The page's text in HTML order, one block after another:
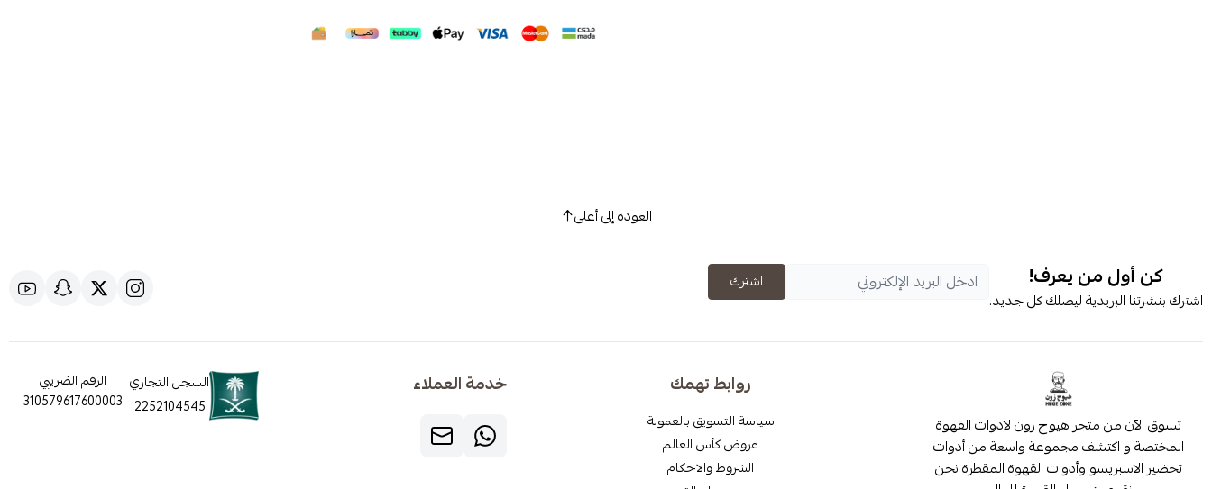
العودة إلى أعلى
كن أول من يعرف!
اشترك بنشرتنا البريدية ليصلك كل جديد.
اشترك
تسوق الآن من متجر هيوج زون لادوات القهوة
المختصة و اكتشف مجموعة واسعة من أدوات
تحضير الاسبريسو وأدوات القهوة المقطرة نحن
روابط تهمك
سياسة التسويق بالعمولة
عروض كأس العالم
الشروط والاحكام
خدمة العملاء
السجل التجاري
2252104545
الرقم الضريبي
310579617600003